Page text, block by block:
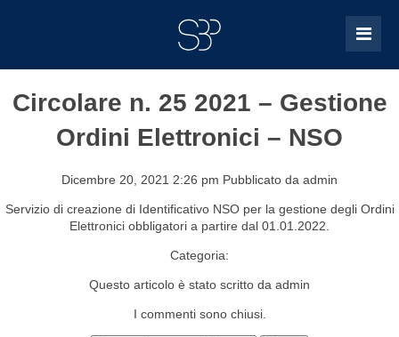
Circolare n. 25 2021 – Gestione
Ordini Elettronici – NSO
Dicembre 20, 2021 2:26 pm Pubblicato da admin
Servizio di creazione di Identificativo NSO per la gestione degli Ordini
Elettronici obbligatori a partire dal 01.01.2022.
Categoria:
Questo articolo è stato scritto da admin
I commenti sono chiusi.